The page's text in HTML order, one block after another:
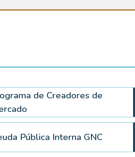
de Creadores de
Pública Interna GNC